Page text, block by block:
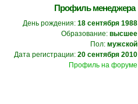
Профиль менеджера
День рождения: 18 сентября 1988
Образование: высшее
Пол: мужской
Дата регистрации: 20 сентября 2010
Профиль на форуме